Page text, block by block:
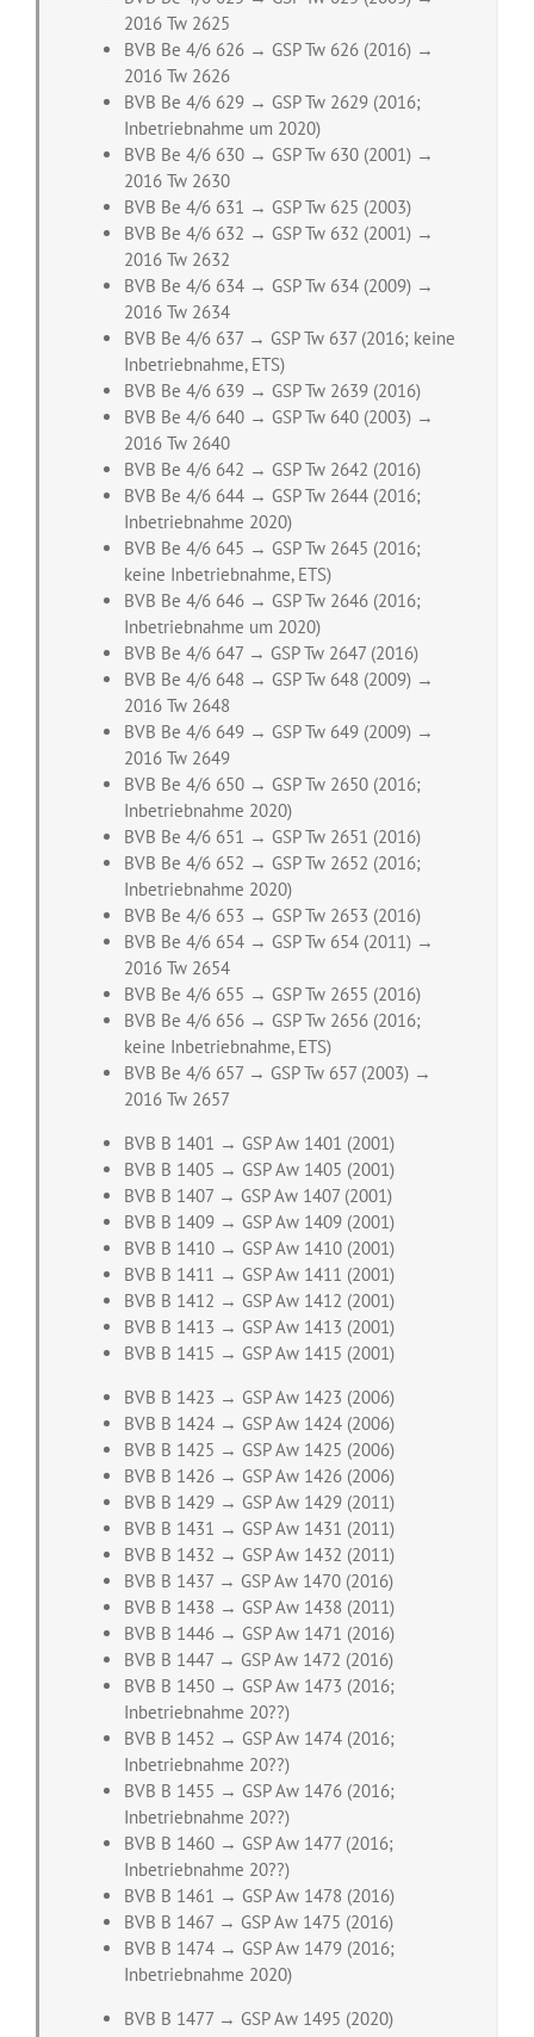
2016 Tw 2625
BVB Be 4/6 626 → GSP Tw 626 (2016) →
2016 Tw 2626
BVB Be 4/6 629 → GSP Tw 2629 (2016;
Inbetriebnahme um 2020)
BVB Be 4/6 630 → GSP Tw 630 (2001) →
2016 Tw 2630
BVB Be 4/6 631 → GSP Tw 625 (2003)
BVB Be 4/6 632 → GSP Tw 632 (2001) →
2016 Tw 2632
BVB Be 4/6 634 → GSP Tw 634 (2009) →
2016 Tw 2634
BVB Be 4/6 637 → GSP Tw 637 (2016; keine
Inbetriebnahme, ETS)
BVB Be 4/6 639 → GSP Tw 2639 (2016)
BVB Be 4/6 640 → GSP Tw 640 (2003) →
2016 Tw 2640
BVB Be 4/6 642 → GSP Tw 2642 (2016)
BVB Be 4/6 644 → GSP Tw 2644 (2016;
Inbetriebnahme 2020)
BVB Be 4/6 645 → GSP Tw 2645 (2016;
keine Inbetriebnahme, ETS)
BVB Be 4/6 646 → GSP Tw 2646 (2016;
Inbetriebnahme um 2020)
BVB Be 4/6 647 → GSP Tw 2647 (2016)
BVB Be 4/6 648 → GSP Tw 648 (2009) →
2016 Tw 2648
BVB Be 4/6 649 → GSP Tw 649 (2009) →
2016 Tw 2649
BVB Be 4/6 650 → GSP Tw 2650 (2016;
Inbetriebnahme 2020)
BVB Be 4/6 651 → GSP Tw 2651 (2016)
BVB Be 4/6 652 → GSP Tw 2652 (2016;
Inbetriebnahme 2020)
BVB Be 4/6 653 → GSP Tw 2653 (2016)
BVB Be 4/6 654 → GSP Tw 654 (2011) →
2016 Tw 2654
BVB Be 4/6 655 → GSP Tw 2655 (2016)
BVB Be 4/6 656 → GSP Tw 2656 (2016;
keine Inbetriebnahme, ETS)
BVB Be 4/6 657 → GSP Tw 657 (2003) →
2016 Tw 2657
BVB B 1401 → GSP Aw 1401 (2001)
BVB B 1405 → GSP Aw 1405 (2001)
BVB B 1407 → GSP Aw 1407 (2001)
BVB B 1409 → GSP Aw 1409 (2001)
BVB B 1410 → GSP Aw 1410 (2001)
BVB B 1411 → GSP Aw 1411 (2001)
BVB B 1412 → GSP Aw 1412 (2001)
BVB B 1413 → GSP Aw 1413 (2001)
BVB B 1415 → GSP Aw 1415 (2001)
BVB B 1423 → GSP Aw 1423 (2006)
BVB B 1424 → GSP Aw 1424 (2006)
BVB B 1425 → GSP Aw 1425 (2006)
BVB B 1426 → GSP Aw 1426 (2006)
BVB B 1429 → GSP Aw 1429 (2011)
BVB B 1431 → GSP Aw 1431 (2011)
BVB B 1432 → GSP Aw 1432 (2011)
BVB B 1437 → GSP Aw 1470 (2016)
BVB B 1438 → GSP Aw 1438 (2011)
BVB B 1446 → GSP Aw 1471 (2016)
BVB B 1447 → GSP Aw 1472 (2016)
BVB B 1450 → GSP Aw 1473 (2016;
Inbetriebnahme 20??)
BVB B 1452 → GSP Aw 1474 (2016;
Inbetriebnahme 20??)
BVB B 1455 → GSP Aw 1476 (2016;
Inbetriebnahme 20??)
BVB B 1460 → GSP Aw 1477 (2016;
Inbetriebnahme 20??)
BVB B 1461 → GSP Aw 1478 (2016)
BVB B 1467 → GSP Aw 1475 (2016)
BVB B 1474 → GSP Aw 1479 (2016;
Inbetriebnahme 2020)
BVB B 1477 → GSP Aw 1495 (2020)